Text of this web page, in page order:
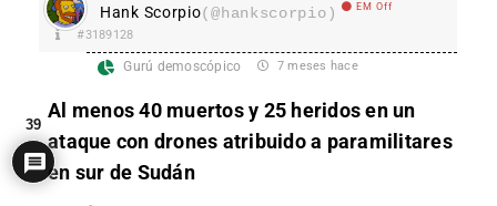
Hank Scorpio(@hankscorpio) EM Off
#3189128
Gurú demoscópico 7 meses hace
Al menos 40 muertos y 25 heridos en un
ataque con drones atribuido a paramilitares
en sur de Sudán
39